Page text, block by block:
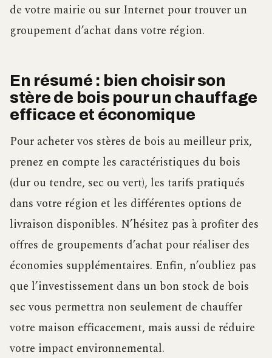
de votre mairie ou sur Internet pour trouver un
groupement d’achat dans votre région.
En résumé : bien choisir son
stère de bois pour un chauffage
efficace et économique
Pour acheter vos stères de bois au meilleur prix,
prenez en compte les caractéristiques du bois
(dur ou tendre, sec ou vert), les tarifs pratiqués
dans votre région et les différentes options de
livraison disponibles. N’hésitez pas à profiter des
offres de groupements d’achat pour réaliser des
économies supplémentaires. Enfin, n’oubliez pas
que l’investissement dans un bon stock de bois
sec vous permettra non seulement de chauffer
votre maison efficacement, mais aussi de réduire
votre impact environnemental.